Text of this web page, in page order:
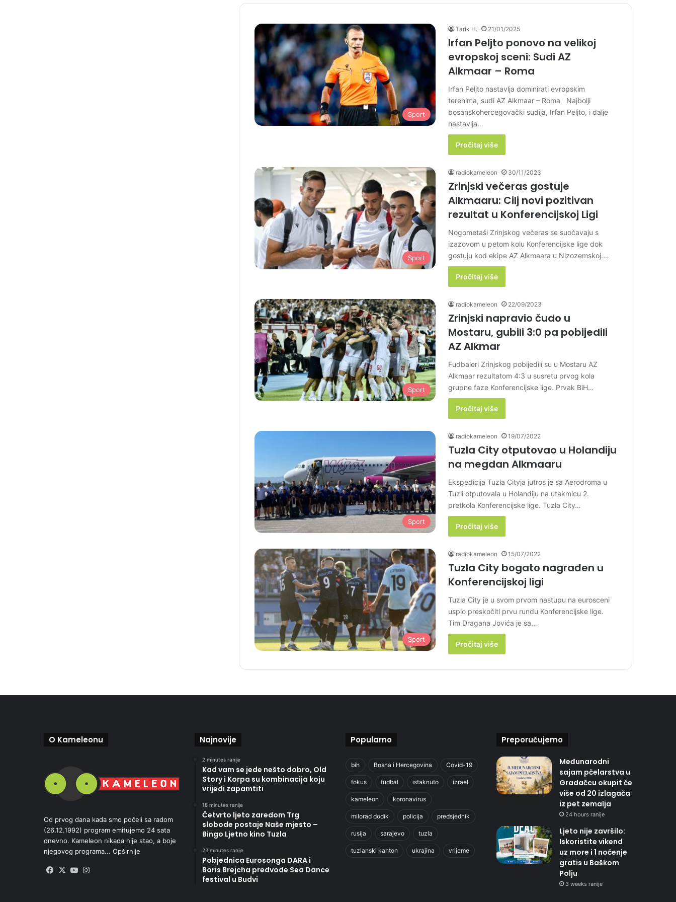
Sport
Tarik H. 21/01/2025
Irfan Peljto ponovo na velikoj
evropskoj sceni: Sudi AZ
Alkmaar – Roma
Irfan Peljto nastavlja dominirati evropskim
terenima, sudi AZ Alkmaar – Roma Najbolji
bosanskohercegovački sudija, Irfan Peljto, i dalje
nastavlja…
Pročitaj više
Sport
radiokameleon 30/11/2023
Zrinjski večeras gostuje
Alkmaaru: Cilj novi pozitivan
rezultat u Konferencijskoj Ligi
Nogometaši Zrinjskog večeras se suočavaju s
izazovom u petom kolu Konferencijske lige dok
gostuju kod ekipe AZ Alkmaara u Nizozemskoj.…
Pročitaj više
Sport
radiokameleon 22/09/2023
Zrinjski napravio čudo u
Mostaru, gubili 3:0 pa pobijedili
AZ Alkmar
Fudbaleri Zrinjskog pobijedili su u Mostaru AZ
Alkmaar rezultatom 4:3 u susretu prvog kola
grupne faze Konferencijske lige. Prvak BiH…
Pročitaj više
Sport
radiokameleon 19/07/2022
Tuzla City otputovao u Holandiju
na megdan Alkmaaru
Ekspedicija Tuzla Cityja jutros je sa Aerodroma u
Tuzli otputovala u Holandiju na utakmicu 2.
pretkola Konferencijske lige. Tuzla City…
Pročitaj više
Sport
radiokameleon 15/07/2022
Tuzla City bogato nagrađen u
Konferencijskoj ligi
Tuzla City je u svom prvom nastupu na eurosceni
uspio preskočiti prvu rundu Konferencijske lige.
Tim Dragana Jovića je sa…
Pročitaj više
O Kameleonu
Od prvog dana kada smo počeli sa radom
(26.12.1992) program emitujemo 24 sata
dnevno. Kameleon nikada nije stao, a boje
njegovog programa... Opširnije
Facebook
X YouTube
Najnovije
2 minutes ranije
Kad vam se jede nešto dobro, Old
Story i Korpa su kombinacija koju
vrijedi zapamtiti
18 minutes ranije
Četvrto ljeto zaredom Trg
slobode postaje Naše mjesto –
Bingo Ljetno kino Tuzla
23 minutes ranije
Pobjednica Eurosonga DARA i
Boris Brejcha predvode Sea Dance
festival u Budvi
Popularno
bih Bosna i Hercegovina Covid-19
fokus fudbal istaknuto izrael
kameleon koronavirus
milorad dodik policija predsjednik
rusija sarajevo tuzla
tuzlanski kanton ukrajina vrijeme
Preporučujemo
Međunarodni
sajam pčelarstva u
Gradačcu okupit će
više od 20 izlagača
iz pet zemalja
24 hours ranije
Ljeto nije završilo:
Iskoristite vikend
uz more i 1 noćenje
gratis u Baškom
Polju
3 weeks ranije